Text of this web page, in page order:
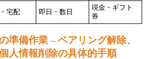
宅配 即日・数日
現金・ギフト
券
準備作業 – ペアリング解除、
人情報削除の具体的手順